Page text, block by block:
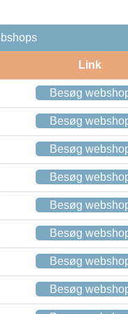
Link
Besøg
Besøg
Besøg
Besøg
Besøg
Besøg
Besøg
Besøg